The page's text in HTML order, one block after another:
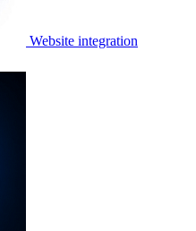
Website integration